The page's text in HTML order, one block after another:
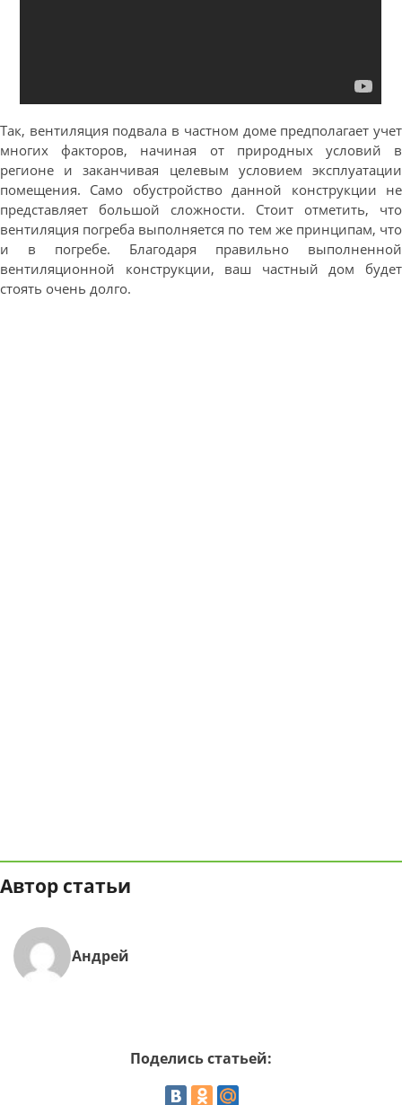
Так, вентиляция подвала в частном доме предполагает учет
многих факторов, начиная от природных условий в
регионе и заканчивая целевым условием эксплуатации
помещения. Само обустройство данной конструкции не
представляет большой сложности. Стоит отметить, что
вентиляция погреба выполняется по тем же принципам, что
и в погребе. Благодаря правильно выполненной
вентиляционной конструкции, ваш частный дом будет
стоять очень долго.
Автор статьи
Андрей
Поделись статьей: